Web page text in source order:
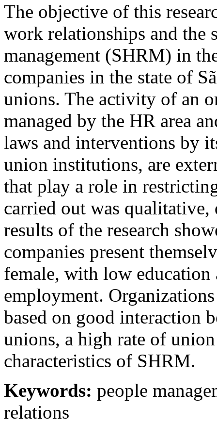
The objective of this
work relationships and the
management (SHRM) in
companies in the state of
unions. The activity of an
managed by the HR area
laws and interventions by
union institutions, are
that play a role in
carried out was
results of the research
companies present
female, with low
employment.
based on good interaction
unions, a high rate of
characteristics of SHRM.
Keywords: people
relations